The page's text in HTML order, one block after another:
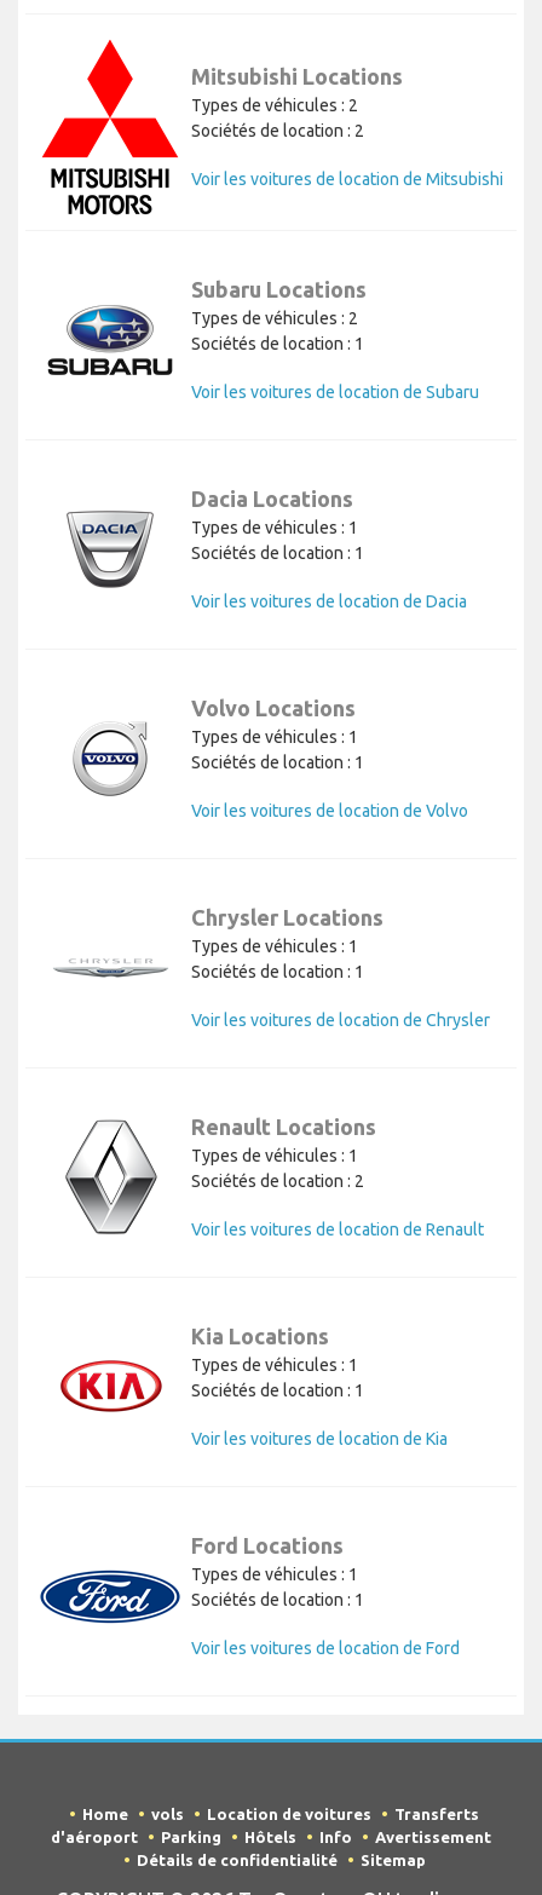
Mitsubishi Locations
Types de véhicules : 2
Sociétés de location : 2
Voir les voitures de location de Mitsubishi
Subaru Locations
Types de véhicules : 2
Sociétés de location : 1
Voir les voitures de location de Subaru
Dacia Locations
Types de véhicules : 1
Sociétés de location : 1
Voir les voitures de location de Dacia
Volvo Locations
Types de véhicules : 1
Sociétés de location : 1
Voir les voitures de location de Volvo
Chrysler Locations
Types de véhicules : 1
Sociétés de location : 1
Voir les voitures de location de Chrysler
Renault Locations
Types de véhicules : 1
Sociétés de location : 2
Voir les voitures de location de Renault
Kia Locations
Types de véhicules : 1
Sociétés de location : 1
Voir les voitures de location de Kia
Ford Locations
Types de véhicules : 1
Sociétés de location : 1
Voir les voitures de location de Ford
Home vols Location de voitures
Transferts
d'aéroport
Parking Hôtels Info
Avertissement
Détails de confidentialité
Sitemap